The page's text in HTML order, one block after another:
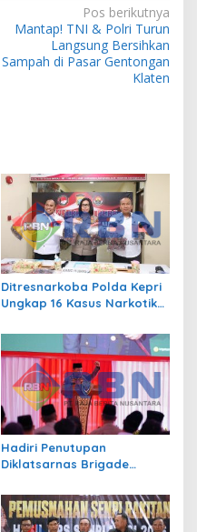
Pos berikutnya
Mantap! TNI & Polri Turun
Langsung Bersihkan
Sampah di Pasar Gentongan
Klaten
Ditresnarkoba Polda Kepri
Ungkap 16 Kasus Narkotika,
Hadiri Penutupan
Diklatsarnas Brigade
Jaga Persatuan-Kesatuan